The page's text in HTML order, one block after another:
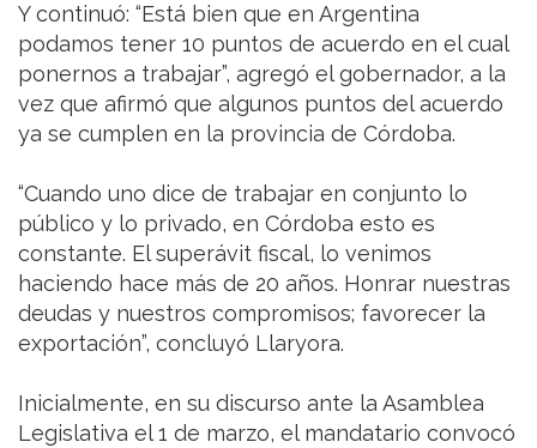
Y continuó: “Está bien que en Argentina
podamos tener 10 puntos de acuerdo en el cual
ponernos a trabajar”, agregó el gobernador, a la
vez que afirmó que algunos puntos del acuerdo
ya se cumplen en la provincia de Córdoba.
“Cuando uno dice de trabajar en conjunto lo
público y lo privado, en Córdoba esto es
constante. El superávit fiscal, lo venimos
haciendo hace más de 20 años. Honrar nuestras
deudas y nuestros compromisos; favorecer la
exportación”, concluyó Llaryora.
Inicialmente, en su discurso ante la Asamblea
Legislativa el 1 de marzo, el mandatario convocó